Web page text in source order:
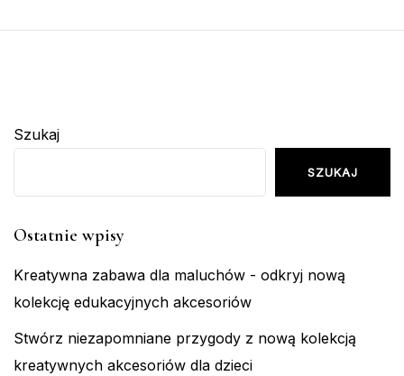
Szukaj
SZUKAJ
Ostatnie wpisy
Kreatywna zabawa dla maluchów - odkryj nową
kolekcję edukacyjnych akcesoriów
Stwórz niezapomniane przygody z nową kolekcją
kreatywnych akcesoriów dla dzieci